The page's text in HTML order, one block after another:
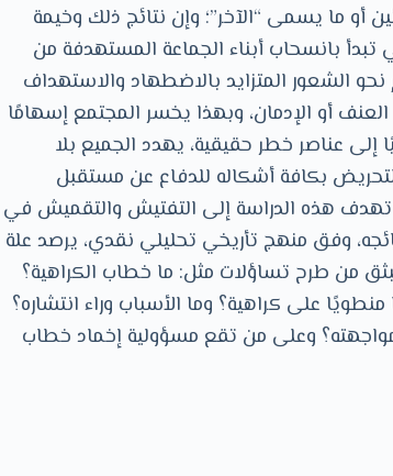
أو ما يسمى “الآخر”؛ وإن نتائج ذلك وخيمة
بانسحاب أبناء الجماعة المستهدفة من
الشعور المتزايد بالاضطهاد والاستهداف
أو الإدمان، وبهذا يخسر المجتمع إسهامًا
إلى عناصر خطر حقيقية، يهدد الجميع بلا
بكافة أشكاله للدفاع عن مستقبل
تهدف هذه الدراسة إلى التفتيش والتقميش في
وفق منهج تأريخي تحليلي نقدي، يرصد علة
من طرح تساؤلات مثل: ما خطاب الكراهية؟
على كراهية؟ وما الأسباب وراء انتشاره؟
وعلى من تقع مسؤولية إخماد خطاب